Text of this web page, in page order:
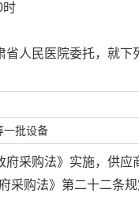
时
人民医院委托，就
一批设备
采购法》实施，供应
采购法》 第二十二条